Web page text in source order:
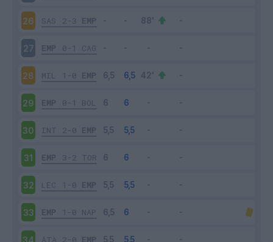
26 SAS 2-3 EMP
27 EMP 0-1 CAG
28 MIL 1-0 EMP
29 EMP 0-1 BOL
30 INT 2-0 EMP
31 EMP 3-2 TOR
32 LEC 1-0 EMP
33 EMP 1-0 NAP
34 ATA 2-0 EMP